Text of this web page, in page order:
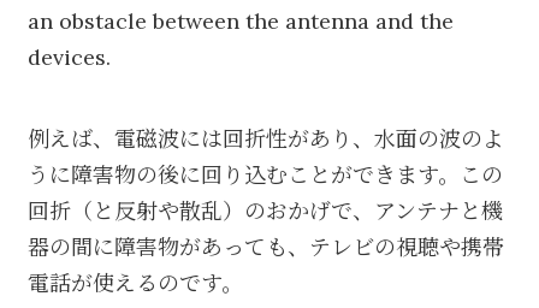
an obstacle between the antenna and the
devices.
例えば、電磁波には回折性があり、水面の波のよ
うに障害物の後に回り込むことができます。この
回折（と反射や散乱）のおかげで、アンテナと機
器の間に障害物があっても、テレビの視聴や携帯
電話が使えるのです。